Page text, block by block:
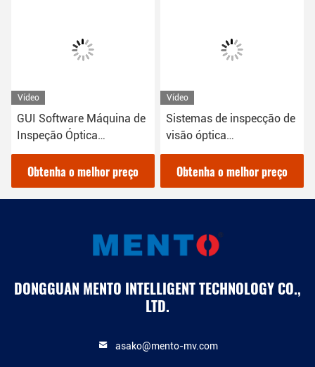
Vídeo
GUI Software Máquina de
Inspeção Óptica
Automatizada Para
Detecção de Defeitos de
PCB
Obtenha o melhor preço
Vídeo
Sistemas de inspecção de
visão óptica
automatizada AOI
Máquina 240V
Obtenha o melhor preço
DONGGUAN MENTO INTELLIGENT TECHNOLOGY CO.,
LTD.
asako@mento-mv.com